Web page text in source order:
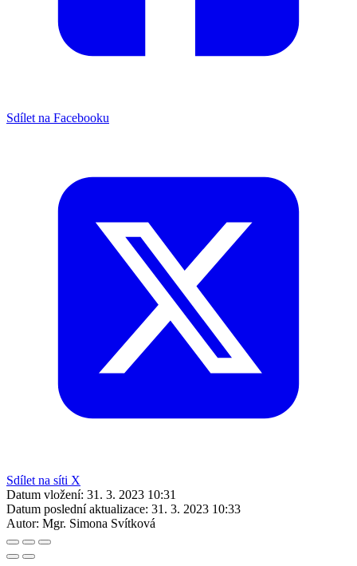
Sdílet na Facebooku
Sdílet na síti X
Datum vložení: 31. 3. 2023 10:31
Datum poslední aktualizace: 31. 3. 2023 10:33
Autor: Mgr. Simona Svítková